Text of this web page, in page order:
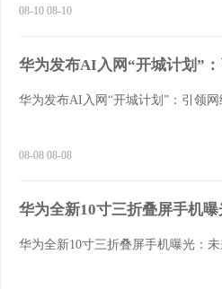
08-10 08-10
华为发布AI入网“开城计划”
华为发布AI入网“开城计划”：引领
08-08 08-08
华为全新10寸三折叠屏手机
华为全新10寸三折叠屏手机曝光：